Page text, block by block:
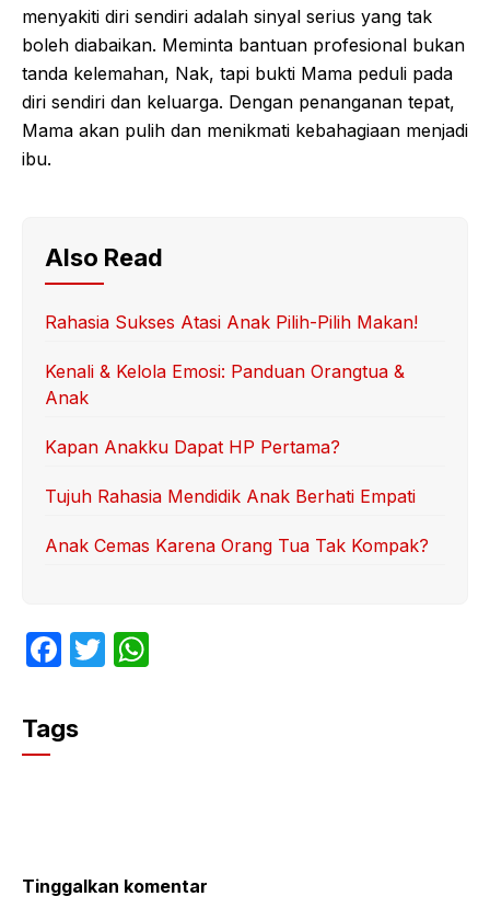
menyakiti diri sendiri adalah sinyal serius yang tak
boleh diabaikan. Meminta bantuan profesional bukan
tanda kelemahan, Nak, tapi bukti Mama peduli pada
diri sendiri dan keluarga. Dengan penanganan tepat,
Mama akan pulih dan menikmati kebahagiaan menjadi
ibu.
Also Read
Rahasia Sukses Atasi Anak Pilih-Pilih Makan!
Kenali & Kelola Emosi: Panduan Orangtua &
Anak
Kapan Anakku Dapat HP Pertama?
Tujuh Rahasia Mendidik Anak Berhati Empati
Anak Cemas Karena Orang Tua Tak Kompak?
F
c
e
k
T
Tags
Tinggalkan komentar